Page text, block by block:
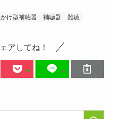
け型補聴器 補聴器 難聴
アしてね！